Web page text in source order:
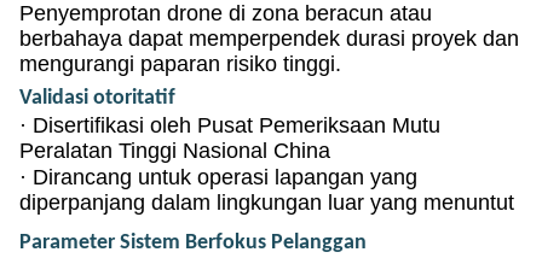
Penyemprotan drone di zona beracun atau
berbahaya dapat memperpendek durasi proyek dan
mengurangi paparan risiko tinggi.
Validasi otoritatif
· Disertifikasi oleh Pusat Pemeriksaan Mutu
Peralatan Tinggi Nasional China
· Dirancang untuk operasi lapangan yang
diperpanjang dalam lingkungan luar yang menuntut
Parameter Sistem Berfokus Pelanggan